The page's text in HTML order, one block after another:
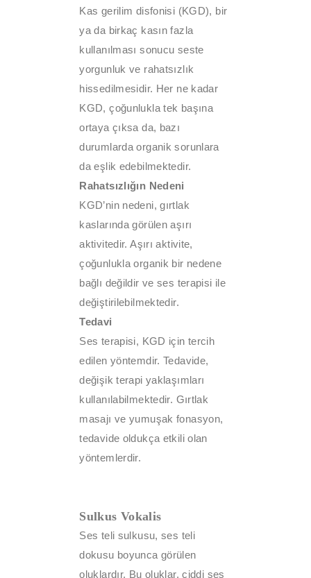
Kas gerilim disfonisi (KGD), bir
ya da birkaç kasın fazla
kullanılması sonucu seste
yorgunluk ve rahatsızlık
hissedilmesidir. Her ne kadar
KGD, çoğunlukla tek başına
ortaya çıksa da, bazı
durumlarda organik sorunlara
da eşlik edebilmektedir.
Rahatsızlığın Nedeni
KGD’nin nedeni, gırtlak
kaslarında görülen aşırı
aktivitedir. Aşırı aktivite,
çoğunlukla organik bir nedene
bağlı değildir ve ses terapisi ile
değiştirilebilmektedir.
Tedavi
Ses terapisi, KGD için tercih
edilen yöntemdir. Tedavide,
değişik terapi yaklaşımları
kullanılabilmektedir. Gırtlak
masajı ve yumuşak fonasyon,
tedavide oldukça etkili olan
yöntemlerdir.
Sulkus Vokalis
Ses teli sulkusu, ses teli
dokusu boyunca görülen
oluklardır. Bu oluklar, ciddi ses